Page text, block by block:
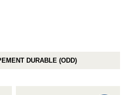
DURABLE (ODD)